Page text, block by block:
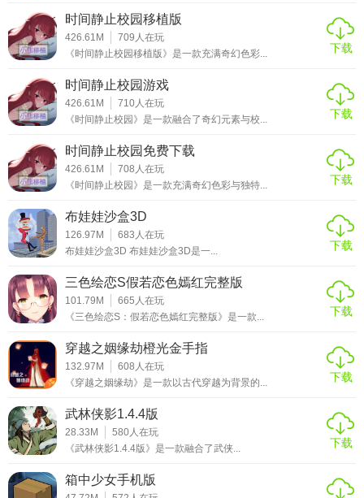
时间静止校园移植版
426.61M 709 人在玩
《时间静止校园移植版》是一款充满奇幻色彩...
下载
时间静止校园游戏
426.61M 710人在玩
《时间静止校园》是一款融合了奇幻元素与校...
下载
时间静止校园免费下载
426.61M 708 人在玩
《时间静止校园》是一款充满奇幻色彩与独特...
下载
布娃娃沙盒3D
126.97M 683 人在玩
布娃娃沙盒3D 布娃娃沙盒3D是一...
下载
三色绘恋S假若恋色嫣红完整版
101.79M 665 人在玩
《三色绘恋S：假若恋色嫣红完整版》是一款...
下载
穿越之姻缘劫橙光金手指
132.97M 608 人在玩
《穿越之姻缘劫》是一款以古代穿越为背景的...
下载
武林侠影1.4.4版
28.33M 580人在玩
《武林侠影1.4.4版》是一款融合了武侠...
下载
箱中少女手机版